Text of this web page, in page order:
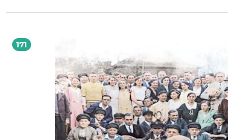
sporo wątków osobistych, wszak profesor Grabowski stał się dla takich postaci
w Auschwitz zamordowano od 1 do 1,3 miliona Żydów, 70-75 tysięcy Polaków,
tysięcy Romów i 15-20 tysięcy ludzi innych narodowości. A tymczasem według
sondaży, niemal 50 procent Polaków łączy Auschwitz głównie z polskimi
a nie z żydowską katastrofą. Jak to możliwe, można zapytać, że w kraju, w
dokonano Zagłady, w którym wszyscy byli świadomi ludobójstwa
dosłownie na ich oczach, połowa populacji wierzy w szkodliwe bzdury tkane
władze? W istocie, zjawisko nie jest trudne do wyjaśnienia, a techniki
są równie nieskomplikowane, co skuteczne. Właśnie o tym opowiada
wielu momentach Wybielanie: Polska wobec Zagłady Żydów
171